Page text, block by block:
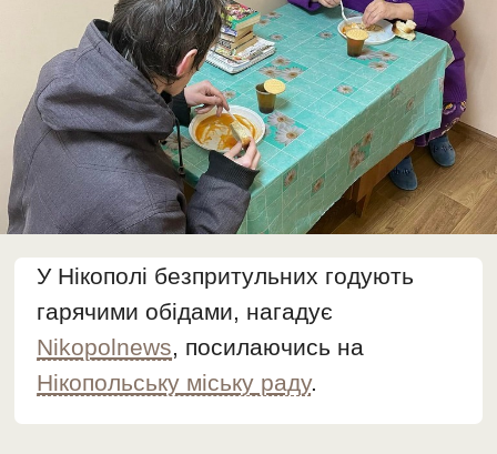
У Нікополі безпритульних годують
гарячими обідами, нагадує
Nikopolnews, посилаючись на
Нікопольську міську раду.